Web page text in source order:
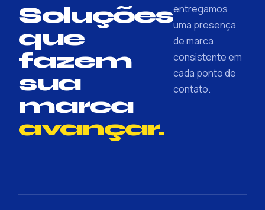
Soluções
que
fazem
sua
marca
avançar.
entregamos
uma presença
de marca
consistente em
cada ponto de
contato.